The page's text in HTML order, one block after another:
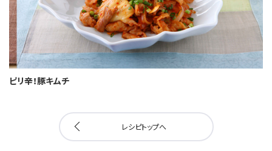
ピリ辛！豚キムチ
レシピトップへ